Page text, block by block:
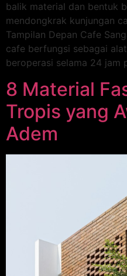
balik material dan bentuk
mendongkrak kunjungan
Tampilan Depan Cafe
cafe berfungsi sebagai
beroperasi selama 24 jam
8 Material
Tropis yang
Adem